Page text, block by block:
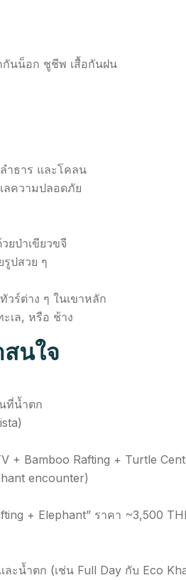
นน็อก ชูชีพ เสื้อกันฝน
ำธาร และโคลน
ลความปลอดภัย
ยป่าเขียวขจี
ปสวย ๆ
ร์ต่าง ๆ ในเขาหลัก
เล, หรือ ช้าง
นใจ
ที่น้ำตก
+ Bamboo Rafting + Turtle
encounter)
+ Elephant” ราคา ~3,500
ะน้ำตก (เช่น Full Day กับ Eco